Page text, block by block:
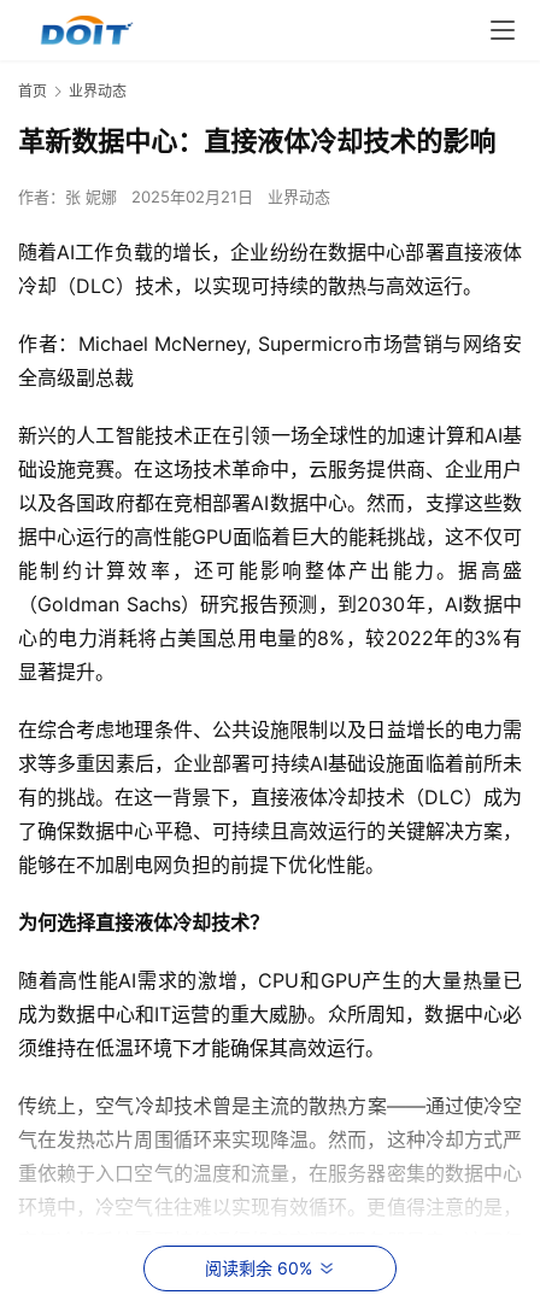
首页 业界动态
革新数据中心：直接液体冷却技术的影响
作者： 张 妮娜 2025年02月21日 业界动态
随着AI工作负载的增长，企业纷纷在数据中心部署直接液体
冷却（DLC）技术，以实现可持续的散热与高效运行。
作者：Michael McNerney, Supermicro市场营销与网络安
全高级副总裁
新兴的人工智能技术正在引领一场全球性的加速计算和AI基
础设施竞赛。在这场技术革命中，云服务提供商、企业用户
以及各国政府都在竞相部署AI数据中心。然而，支撑这些数
据中心运行的高性能GPU面临着巨大的能耗挑战，这不仅可
能制约计算效率，还可能影响整体产出能力。据高盛
（Goldman Sachs）研究报告预测，到2030年，AI数据中
心的电力消耗将占美国总用电量的8%，较2022年的3%有
显著提升。
在综合考虑地理条件、公共设施限制以及日益增长的电力需
求等多重因素后，企业部署可持续AI基础设施面临着前所未
有的挑战。在这一背景下，直接液体冷却技术（DLC）成为
了确保数据中心平稳、可持续且高效运行的关键解决方案，
能够在不加剧电网负担的前提下优化性能。
为何选择直接液体冷却技术？
随着高性能AI需求的激增，CPU和GPU产生的大量热量已
成为数据中心和IT运营的重大威胁。众所周知，数据中心必
须维持在低温环境下才能确保其高效运行。
传统上，空气冷却技术曾是主流的散热方案——通过使冷空
气在发热芯片周围循环来实现降温。然而，这种冷却方式严
重依赖于入口空气的温度和流量，在服务器密集的数据中心
环境中，冷空气往往难以实现有效循环。更值得注意的是，
空气冷却系统需要持续运行机房空调和服务器风扇，这不仅
消耗大量能源，还成为了AI数据中心高能耗的主要来源之
阅读剩余 60%